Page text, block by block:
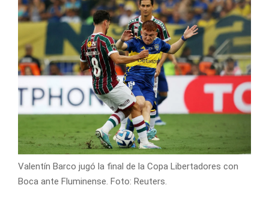
Valentín Barco jugó la final de la Copa Libertadores con
Boca ante Fluminense. Foto: Reuters.